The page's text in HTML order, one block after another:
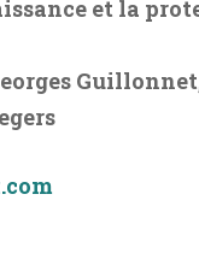
et la